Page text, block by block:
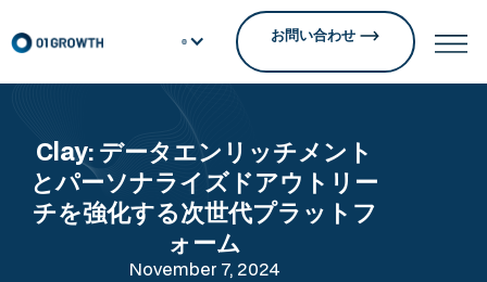
お問い合わせ
Clay: データエンリッチメント
とパーソナライズドアウトリー
チを強化する次世代プラットフ
ォーム
November 7, 2024